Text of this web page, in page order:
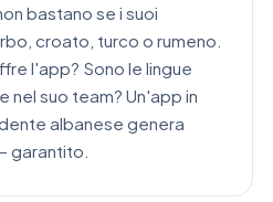
bastano se i suoi
croato, turco o rumeno.
l'app? Sono le lingue
suo team? Un'app in
albanese genera
garantito.